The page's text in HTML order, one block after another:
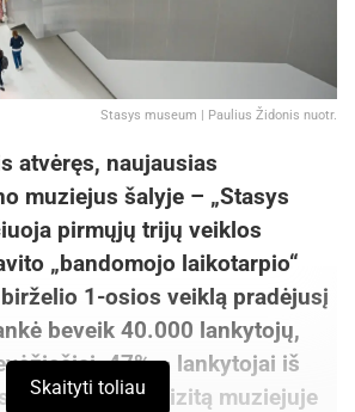
Stasys museum | Paulius Židonis nuotr.
atvėręs, naujausias
muziejus šalyje – „Stasys
pirmųjų trijų veiklos
„bandomojo laikotarpio“
1-osios veiklą pradėjusį
beveik 40.000 lankytojų,
47% – lankytojai iš
apie vizitą muziejuje
Skaityti toliau